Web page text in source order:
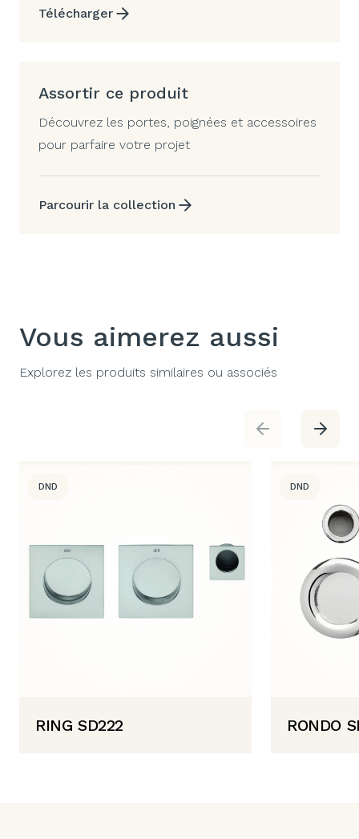
Télécharger
Assortir ce produit
Découvrez les portes, poignées et accessoires
pour parfaire votre projet
Parcourir la collection
Vous aimerez aussi
Explorez les produits similaires ou associés
DND
RING SD222
DND
RONDO